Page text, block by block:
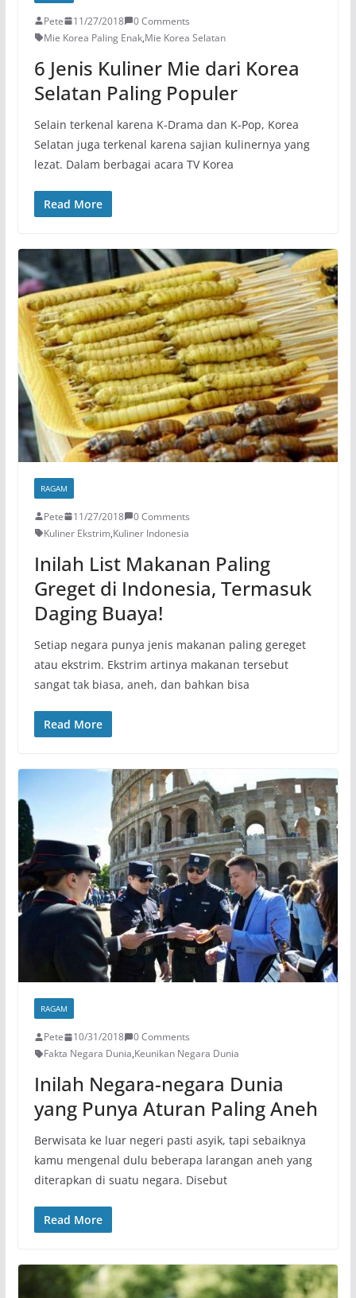
Pete 11/27/2018
0 Comments
Mie Korea Paling Enak,Mie Korea Selatan
6 Jenis Kuliner Mie dari Korea
Selatan Paling Populer
Selain terkenal karena K-Drama dan K-Pop, Korea
Selatan juga terkenal karena sajian kulinernya yang
lezat. Dalam berbagai acara TV Korea
Read More
RAGAM
Pete 11/27/2018
0 Comments
Kuliner Ekstrim,Kuliner Indonesia
Inilah List Makanan Paling
Greget di Indonesia, Termasuk
Daging Buaya!
Setiap negara punya jenis makanan paling gereget
atau ekstrim. Ekstrim artinya makanan tersebut
sangat tak biasa, aneh, dan bahkan bisa
Read More
RAGAM
Pete 10/31/2018
0 Comments
Fakta Negara Dunia,Keunikan Negara Dunia
Inilah Negara-negara Dunia
yang Punya Aturan Paling Aneh
Berwisata ke luar negeri pasti asyik, tapi sebaiknya
kamu mengenal dulu beberapa larangan aneh yang
diterapkan di suatu negara. Disebut
Read More